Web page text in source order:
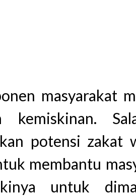
masyarakat
kemiskinan.
potensi zakat
membantu
untuk